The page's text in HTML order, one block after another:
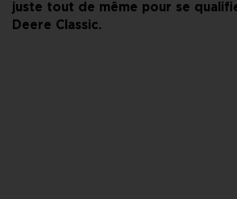
juste tout de même pour se
Deere Classic.